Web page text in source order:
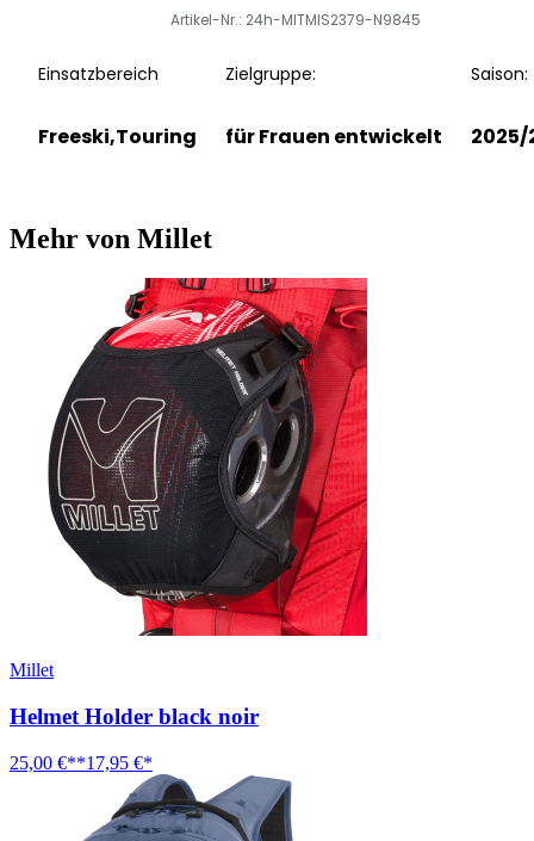
Artikel-Nr.: 24h-MITMIS2379-N9845
Einsatzbereich
Freeski,Touring
Zielgruppe:
für Frauen entwickelt
Saison:
2025/
Mehr von Millet
Millet
Helmet Holder black noir
25,00 €**17,95 €*